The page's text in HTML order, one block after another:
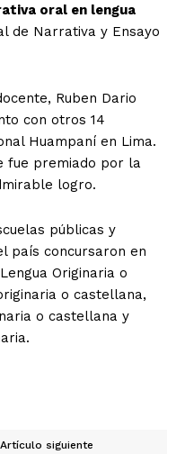
oral en lengua
de Narrativa y Ensayo
Ruben Dario
con otros 14
Huampaní en Lima.
fue premiado por la
logro.
públicas y
país concursaron en
Originaria o
o castellana,
o castellana y
Artículo siguiente